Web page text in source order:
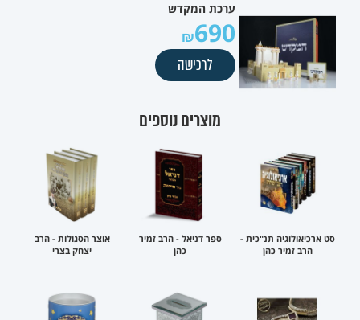
ערכת המקדש
690
לרכישה
מוצרים נוספים
סט ארכיאולוגיה תנ"כית -
הרב זמיר כהן
ספר דניאל - הרב זמיר
כהן
אוצר הסגולות - הרב
יצחק בצרי